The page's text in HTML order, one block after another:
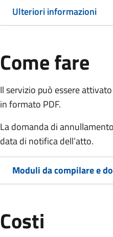
Ulteriori informazioni
Come fare
Il servizio può essere
in formato PDF.
La domanda di
data di notifica dell’atto.
Moduli da compilare e
Costi